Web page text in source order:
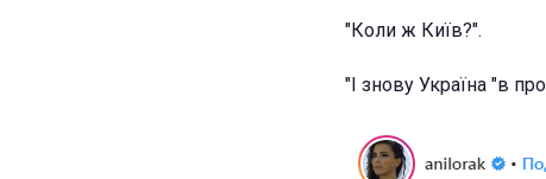
"Коли ж Київ?".
"І знову Україна "в